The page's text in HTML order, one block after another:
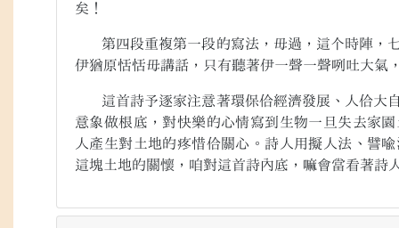
矣！
第四段重複第一段的寫法，毋過，這个時陣，
伊猶原恬恬毋講話，只有聽著伊一聲一聲咧吐大氣
這首詩予逐家注意著環保佮經濟發展、人佮大
意象做根底，對快樂的心情寫到生物一旦失去家
人產生對土地的疼惜佮關心。詩人用擬人法、譬
這塊土地的關懷，咱對這首詩內底，嘛會當看著詩